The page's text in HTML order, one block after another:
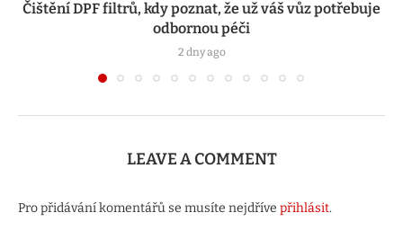
Čištění DPF filtrů, kdy poznat, že už váš vůz potřebuje
odbornou péči
2 dny ago
LEAVE A COMMENT
Pro přidávání komentářů se musíte nejdříve přihlásit.